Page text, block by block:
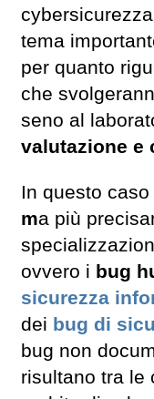
tema
per quanto
che
seno al
valutazione e
In questo
ma più
ovvero i bug
sicurezza
dei bug di
bug non
risultano tra le